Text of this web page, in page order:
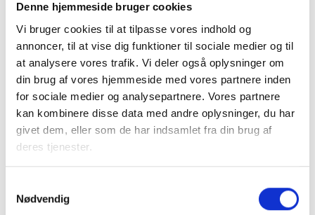
Denne hjemmeside bruger cookies
Vi bruger cookies til at tilpasse vores indhold og
annoncer, til at vise dig funktioner til sociale medier og til
at analysere vores trafik. Vi deler også oplysninger om
din brug af vores hjemmeside med vores partnere inden
for sociale medier og analysepartnere. Vores partnere
kan kombinere disse data med andre oplysninger, du har
givet dem, eller som de har indsamlet fra din brug af
deres tjenester.
Nødvendig
mente, at Landsskatterettens afgørelse førte til, at der
skete en konkurrenceforvridning, fordi kommunal
indsamling ikke blev pålagt moms, mens privat indsamling
blev pålagt moms.
Der er dermed udsigt til, at der fremover pålægges moms
på affaldsindsamling i alle kommuner.
BL følger både status på styringssignal og det nye
lovforslag tæt – og vi orienterer nærmere, så snart der
hvordan boligorganisationerne kan søge indbetalt moms.